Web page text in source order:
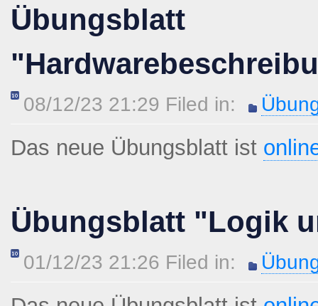
Übungsblatt
08/12/23 21:29 Filed in:
Das neue Übungsblatt ist
Übungsblatt "Logik
01/12/23 21:26 Filed in: